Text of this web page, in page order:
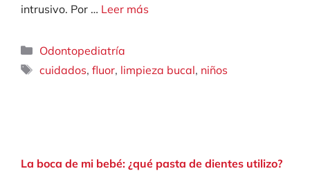
intrusivo. Por … Leer más
Categorías
Odontopediatría
Etiquetas
cuidados,fluor, limpieza bucal, niños
La boca de mi bebé: ¿qué pasta de dientes utilizo?